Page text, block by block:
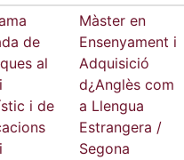
de
al
i de
Màster en
Ensenyament i
Adquisició
d¿Anglès com
a Llengua
Estrangera /
Segona